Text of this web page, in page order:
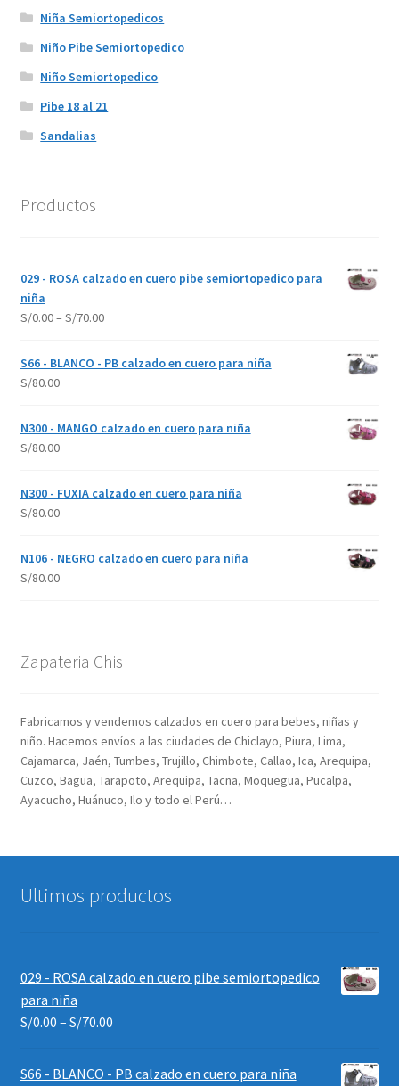
Niña Semiortopedicos
Niño Pibe Semiortopedico
Niño Semiortopedico
Pibe 18 al 21
Sandalias
Productos
029 - ROSA calzado en cuero pibe semiortopedico para
niña
S/0.00– S/70.00
S66 - BLANCO - PB calzado en cuero para niña
S/80.00
N300 - MANGO calzado en cuero para niña
S/80.00
N300 - FUXIA calzado en cuero para niña
S/80.00
N106 - NEGRO calzado en cuero para niña
S/80.00
Zapateria Chis
Fabricamos y vendemos calzados en cuero para bebes, niñas y
niño. Hacemos envíos a las ciudades de Chiclayo, Piura, Lima,
Cajamarca, Jaén, Tumbes, Trujillo, Chimbote, Callao, Ica, Arequipa,
Cuzco, Bagua, Tarapoto, Arequipa, Tacna, Moquegua, Pucalpa,
Ayacucho, Huánuco, Ilo y todo el Perú…
Ultimos productos
029 - ROSA calzado en cuero pibe semiortopedico
para niña
S/0.00 – S/70.00
S66 - BLANCO - PB calzado en cuero para niña